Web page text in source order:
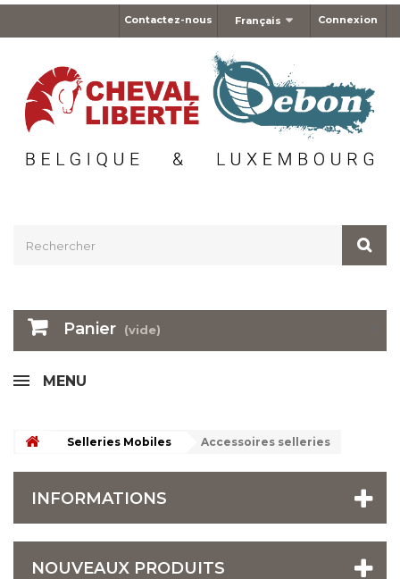
Connexion
Français
Contactez-nous
Panier (vide)
MENU
Selleries Mobiles Accessoires selleries
INFORMATIONS
NOUVEAUX PRODUITS